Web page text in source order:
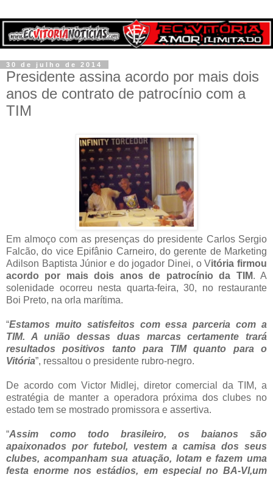
30 de julho de 2014
Presidente assina acordo por mais dois
anos de contrato de patrocínio com a
TIM
Em almoço com as presenças do presidente Carlos Sergio
Falcão, do vice Epifânio Carneiro, do gerente de Marketing
Adilson Baptista Júnior e do jogador Dinei, o Vitória firmou
acordo por mais dois anos de patrocínio da TIM. A
solenidade ocorreu nesta quarta-feira, 30, no restaurante
Boi Preto, na orla marítima.
“Estamos muito satisfeitos com essa parceria com a
TIM. A união dessas duas marcas certamente trará
resultados positivos tanto para TIM quanto para o
Vitória”, ressaltou o presidente rubro-negro.
De acordo com Victor Midlej, diretor comercial da TIM, a
estratégia de manter a operadora próxima dos clubes no
estado tem se mostrado promissora e assertiva.
“Assim como todo brasileiro, os baianos são
apaixonados por futebol, vestem a camisa dos seus
clubes, acompanham sua atuação, lotam e fazem uma
festa enorme nos estádios, em especial no BA-VI,um